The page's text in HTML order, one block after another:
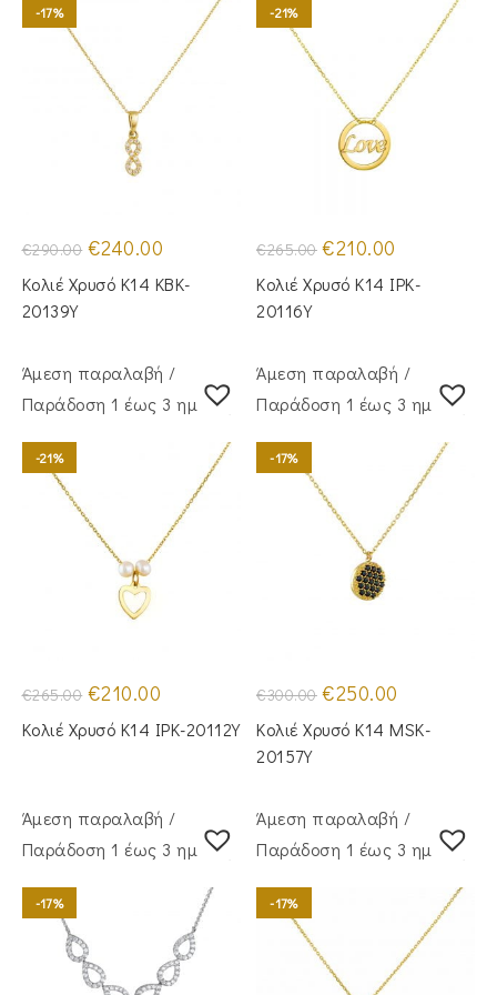
-17%
€290.00 Original
price
was:
€290.00.
€240.00
τιμή
είναι:
Κολιέ Χρυσό Κ14 KBK-
20139Y
-21%
€265.00 Original
price
was:
€265.00.
€210.00
τιμή
είναι:
Κολιέ Χρυσό Κ14 IPK-
20116Y
Άμεση παραλαβή /
Παράδoση 1 έως 3 ημέρες
-21%
€265.00 Original
price
was:
€265.00.
€210.00
τιμή
είναι:
Κολιέ Χρυσό Κ14 IPK-20112Y
Άμεση παραλαβή /
Παράδoση 1 έως 3 ημέρες
-17%
€300.00 Original
price
was:
€300.00.
€250.00
τιμή
είναι:
Κολιέ Χρυσό Κ14 MSK-
20157Y
Άμεση παραλαβή /
Παράδoση 1 έως 3 ημέρες
-17%
Άμεση παραλαβή /
Παράδoση 1 έως 3 ημέρες
-17%